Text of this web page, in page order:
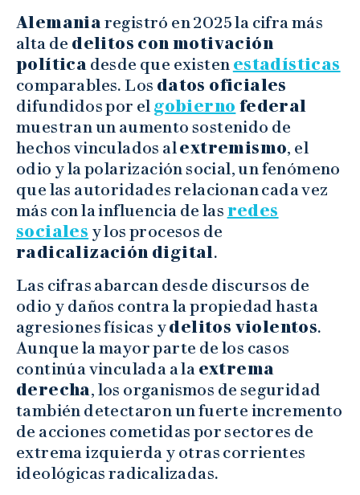
Alemaniaregistró en 2025 la cifra más
alta de delitos con motivación
política desde que existen estadísticas
comparables. Los datos oficiales
difundidos por el gobierno federal
muestran un aumento sostenido de
hechos vinculados alextremismo, el
odio y la polarización social, un fenómeno
que las autoridades relacionan cada vez
más con la influencia de las redes
sociales y los procesos de
radicalización digital.
Las cifras abarcan desde discursos de
odio y daños contra la propiedad hasta
agresiones físicas ydelitos violentos.
Aunque la mayor parte de los casos
continúa vinculada a la extrema
derecha, los organismos de seguridad
también detectaron un fuerte incremento
de acciones cometidas por sectores de
extrema izquierda y otras corrientes
ideológicas radicalizadas.